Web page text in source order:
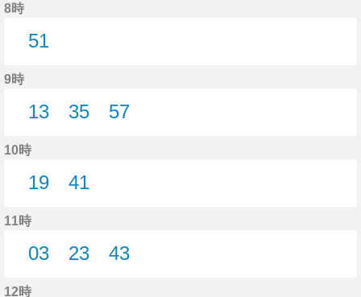
8時
51
9時
13
35
57
10時
19
41
11時
03
23
43
12時